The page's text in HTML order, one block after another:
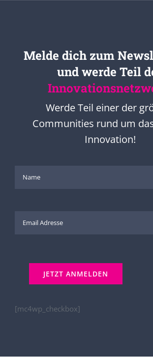
Melde dich zum
und werde Teil
Werde Teil einer der
Communities rund um
Innovation!
[mc4wp_checkbox]